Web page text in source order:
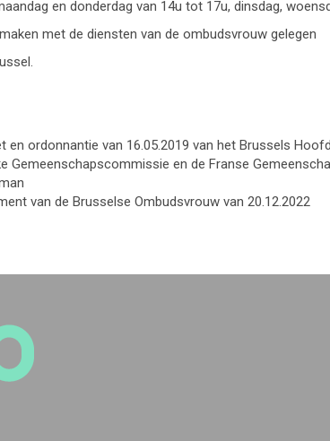
en donderdag van 14u tot 17u, dinsdag,
met de diensten van de ombudsvrouw gelegen
en ordonnantie van 16.05.2019 van het Brussels
Gemeenschapscommissie en de Franse
van de Brusselse Ombudsvrouw van 20.12.2022